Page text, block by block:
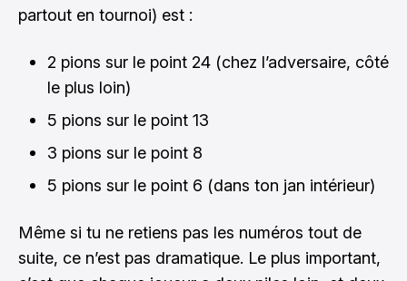
partout en tournoi) est :
2 pions sur le point 24 (chez l’adversaire, côté
le plus loin)
5 pions sur le point 13
3 pions sur le point 8
5 pions sur le point 6 (dans ton jan intérieur)
Même si tu ne retiens pas les numéros tout de
suite, ce n’est pas dramatique. Le plus important,